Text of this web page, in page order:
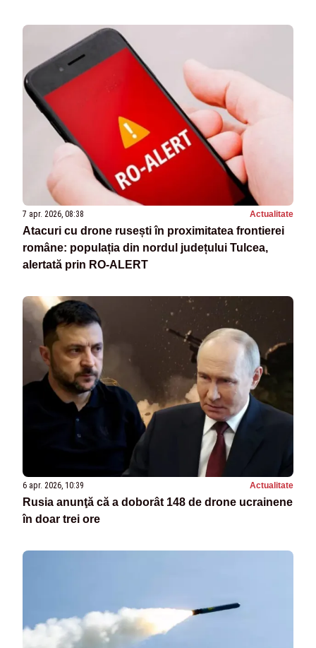
7 apr. 2026, 08:38 Actualitate
Atacuri cu drone rusești în proximitatea frontierei
române: populația din nordul județului Tulcea,
alertată prin RO-ALERT
6 apr. 2026, 10:39 Actualitate
Rusia anunţă că a doborât 148 de drone ucrainene
în doar trei ore